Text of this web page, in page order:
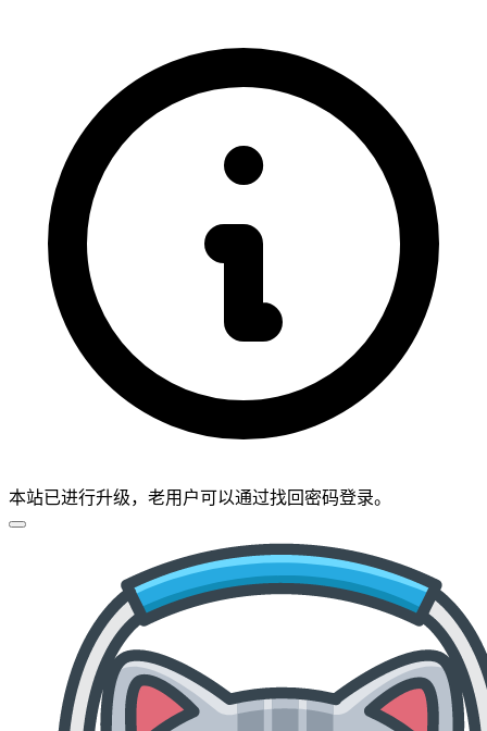
本站已进行升级，老用户可以通过找回密码登录。